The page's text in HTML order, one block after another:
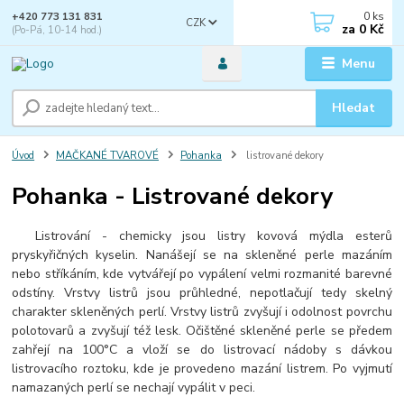
Menu
CZK
Hledat
+420 773 131 831
(Po-Pá, 10-14 hod.)
0 ks
za 0 Kč
Úvod MAČKANÉ TVAROVÉ Pohanka listrované dekory
Pohanka - Listrované dekory
Listrování - chemicky jsou listry kovová mýdla esterů
pryskyřičných kyselin. Nanášejí se na skleněné perle mazáním
nebo stříkáním, kde vytvářejí po vypálení velmi rozmanité barevné
odstíny. Vrstvy listrů jsou průhledné, nepotlačují tedy skelný
charakter skleněných perlí. Vrstvy listrů zvyšují i odolnost povrchu
polotovarů a zvyšují též lesk. Očištěné skleněné perle se předem
zahřejí na 100°C a vloží se do listrovací nádoby s dávkou
listrovacího roztoku, kde je provedeno mazání listrem. Po vyjmutí
namazaných perlí se nechají vypálit v peci.